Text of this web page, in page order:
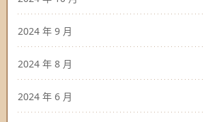
2024 年 9 月
2024 年 8 月
2024 年 6 月